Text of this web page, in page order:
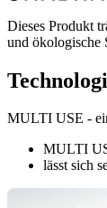
Dieses Produkt
und ökologische
MULTI USE -
MULTI
lässt sich